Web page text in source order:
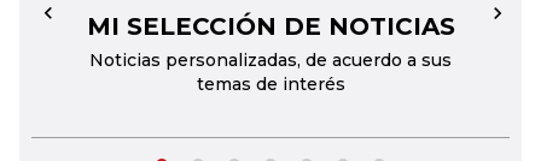
MI SELECCIÓN DE NOTICIAS
Noticias personalizadas, de acuerdo a sus
temas de interés
← →